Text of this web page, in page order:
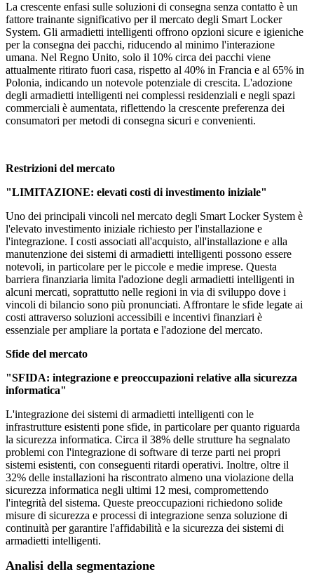
La crescente enfasi sulle soluzioni di consegna senza contatto è un
fattore trainante significativo per il mercato degli Smart Locker
System. Gli armadietti intelligenti offrono opzioni sicure e igieniche
per la consegna dei pacchi, riducendo al minimo l'interazione
umana. Nel Regno Unito, solo il 10% circa dei pacchi viene
attualmente ritirato fuori casa, rispetto al 40% in Francia e al 65% in
Polonia, indicando un notevole potenziale di crescita. L'adozione
degli armadietti intelligenti nei complessi residenziali e negli spazi
commerciali è aumentata, riflettendo la crescente preferenza dei
consumatori per metodi di consegna sicuri e convenienti.
Restrizioni del mercato
"LIMITAZIONE: elevati costi di investimento iniziale"
Uno dei principali vincoli nel mercato degli Smart Locker System è
l'elevato investimento iniziale richiesto per l'installazione e
l'integrazione. I costi associati all'acquisto, all'installazione e alla
manutenzione dei sistemi di armadietti intelligenti possono essere
notevoli, in particolare per le piccole e medie imprese. Questa
barriera finanziaria limita l'adozione degli armadietti intelligenti in
alcuni mercati, soprattutto nelle regioni in via di sviluppo dove i
vincoli di bilancio sono più pronunciati. Affrontare le sfide legate ai
costi attraverso soluzioni accessibili e incentivi finanziari è
essenziale per ampliare la portata e l'adozione del mercato.
Sfide del mercato
"SFIDA: integrazione e preoccupazioni relative alla sicurezza
informatica"
L'integrazione dei sistemi di armadietti intelligenti con le
infrastrutture esistenti pone sfide, in particolare per quanto riguarda
la sicurezza informatica. Circa il 38% delle strutture ha segnalato
problemi con l'integrazione di software di terze parti nei propri
sistemi esistenti, con conseguenti ritardi operativi. Inoltre, oltre il
32% delle installazioni ha riscontrato almeno una violazione della
sicurezza informatica negli ultimi 12 mesi, compromettendo
l'integrità del sistema. Queste preoccupazioni richiedono solide
misure di sicurezza e processi di integrazione senza soluzione di
continuità per garantire l'affidabilità e la sicurezza dei sistemi di
armadietti intelligenti.
Analisi della segmentazione